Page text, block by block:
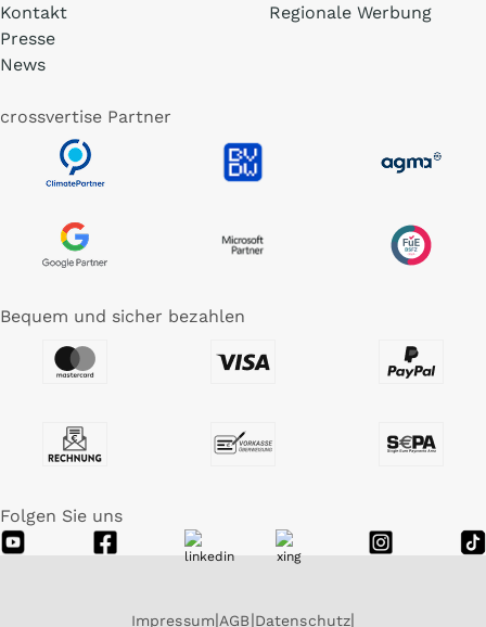
Kontakt
Presse
News
Regionale Werbung
crossvertise Partner
Bequem und sicher bezahlen
Folgen Sie uns
Impressum AGB Datenschutz